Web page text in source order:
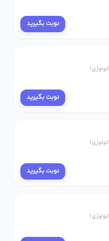
نوبت بگیرید
نوبت بگیرید
نوبت بگیرید